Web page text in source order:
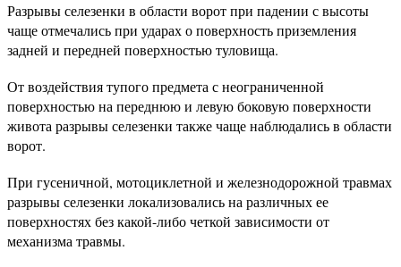
Разрывы селезенки в области ворот при падении с высоты
чаще отмечались при ударах о поверхность приземления
задней и передней поверхностью туловища.
От воздействия тупого предмета с неограниченной
поверхностью на переднюю и левую боковую поверхности
живота разрывы селезенки также чаще наблюдались в области
ворот.
При гусеничной, мотоциклетной и железнодорожной травмах
разрывы селезенки локализовались на различных ее
поверхностях без какой-либо четкой зависимости от
механизма травмы.